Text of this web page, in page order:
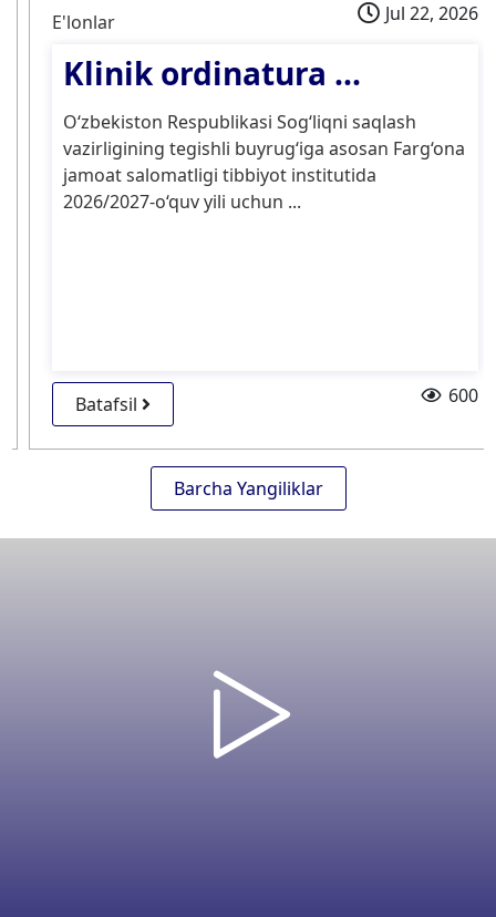
E'lonlar Jul 22, 2026
Klinik ordinatura ...
O‘zbekiston Respublikasi Sog‘liqni saqlash
vazirligining tegishli buyrug‘iga asosan Farg‘ona
jamoat salomatligi tibbiyot institutida
2026/2027-o‘quv yili uchun ...
Batafsil 600
Barcha Yangiliklar